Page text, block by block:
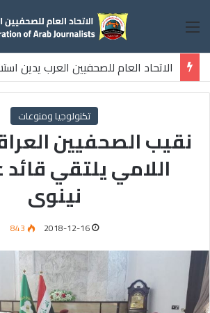
القائمة
الاتحاد العام للصحفيين العرب يدين
ثلاثة صحفيين فلسطينيين باستهداف
تكنولوجيا ومنوعات
نقيب الصحفيين
اللامي يلتقي
نينوى
2018-12-16
843